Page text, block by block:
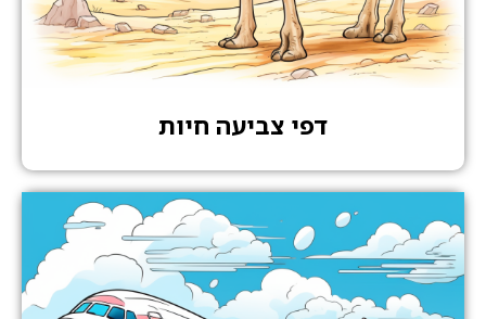
דפי צביעה חיות